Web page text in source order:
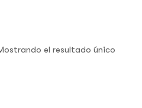
el resultado único